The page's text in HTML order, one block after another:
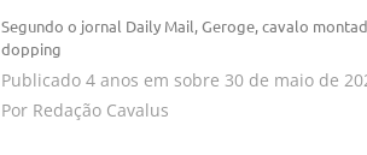
Segundo o jornal Daily Mail, Geroge, cavalo
dopping
Publicado 4 anos em sobre 30 de maio de
Por Redação Cavalus